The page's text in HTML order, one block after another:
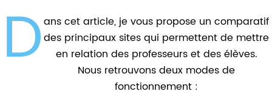
Dans cet article, je vous propose un comparatif
des principaux sites qui permettent de mettre
en relation des professeurs et des élèves.
Nous retrouvons deux modes de
fonctionnement :